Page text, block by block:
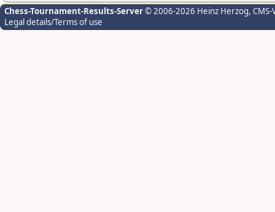
Chess-Tournament-Results-Server© 2006-2026 Heinz Herzog,
Legal details/Terms of use